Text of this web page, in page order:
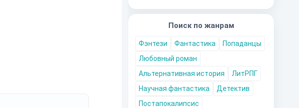
Поиск по жанрам
Фэнтези Фантастика
Попаданцы
Любовный роман
Альтернативная история
ЛитРПГ
Научная фантастика
Детектив
Постапокалипсис